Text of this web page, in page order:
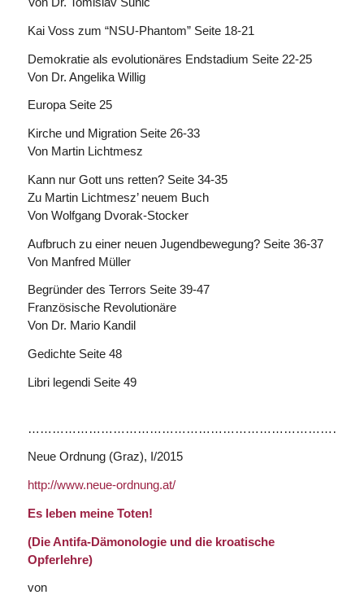
Kai Voss zum “NSU-Phantom” Seite 18-21
Demokratie als evolutionäres Endstadium Seite 22-25
Von Dr. Angelika Willig
Europa Seite 25
Kirche und Migration Seite 26-33
Von Martin Lichtmesz
Kann nur Gott uns retten? Seite 34-35
Zu Martin Lichtmesz’ neuem Buch
Von Wolfgang Dvorak-Stocker
Aufbruch zu einer neuen Jugendbewegung? Seite 36-37
Von Manfred Müller
Begründer des Terrors Seite 39-47
Französische Revolutionäre
Von Dr. Mario Kandil
Gedichte Seite 48
Libri legendi Seite 49
Neue Ordnung (Graz), I/2015
http://www.neue-ordnung.at/
Es leben meine Toten!
(Die Antifa-Dämonologie und die kroatische
Opferlehre)
von